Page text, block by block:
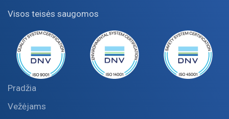
Visos teisės saugomos
Pradžia
Vežėjams